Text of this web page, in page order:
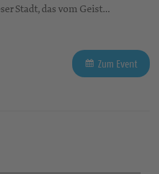
Stadt, das vom Geist...
Zum Event